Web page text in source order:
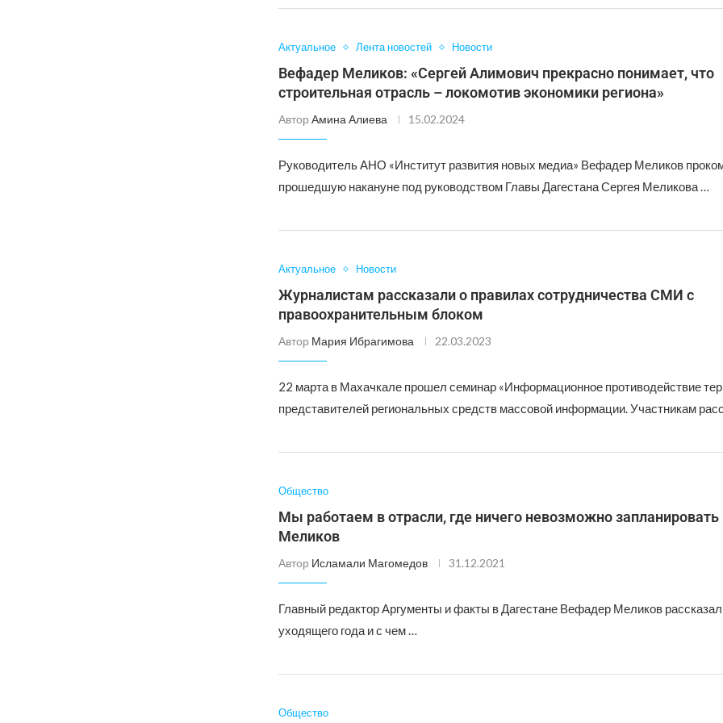
Актуальное Лента новостей Новости
Вефадер Меликов: «Сергей Алимович прекрасно понимает, что
строительная отрасль – локомотив экономики региона»
Автор Амина Алиева 15.02.2024
Руководитель АНО «Институт развития новых медиа» Вефадер Меликов
прошедшую накануне под руководством Главы Дагестана Сергея Меликова …
Актуальное Новости
Журналистам рассказали о правилах сотрудничества СМИ с
правоохранительным блоком
Автор Мария Ибрагимова 22.03.2023
22 марта в Махачкале прошел семинар «Информационное противодействие
представителей региональных средств массовой информации. Участникам
Общество
Мы работаем в отрасли, где ничего невозможно
Меликов
Автор Исламали Магомедов 31.12.2021
Главный редактор Аргументы и факты в Дагестане Вефадер Меликов рассказал
уходящего года и с чем …
Общество